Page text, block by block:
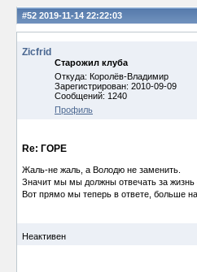
#52 2019-11-14 22:22:03
Zicfrid
Старожил клуба
Откуда: Королёв-Владимир
Зарегистрирован: 2010-09-09
Сообщений: 1240
Профиль
Re: ГОРЕ
Жаль-не жаль, а Володю не заменить.
Значит мы мы должны отвечать за жизнь
Вот прямо мы теперь в ответе, больше
Неактивен